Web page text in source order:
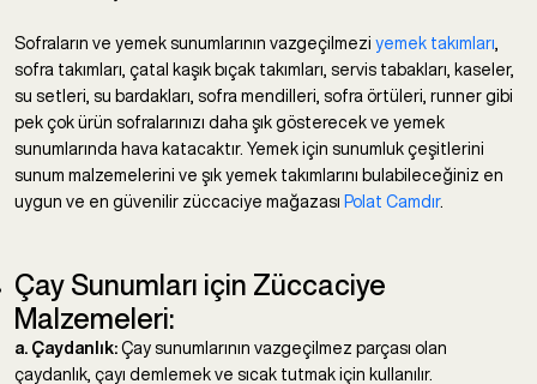
Sofraların ve yemek sunumlarının vazgeçilmezi yemek takımları
sofra takımları, çatal kaşık bıçak takımları, servis tabakları, kaseler,
su setleri, su bardakları, sofra mendilleri, sofra örtüleri, runner gibi
pek çok ürün sofralarınızı daha şık gösterecek ve yemek
sunumlarında hava katacaktır. Yemek için sunumluk çeşitlerini
sunum malzemelerini ve şık yemek takımlarını bulabileceğiniz en
uygun ve en güvenilir züccaciye mağazası Polat Camdır.
Çay Sunumları için Züccaciye
Malzemeleri:
a. Çaydanlık: Çay sunumlarının vazgeçilmez parçası olan
çaydanlık, çayı demlemek ve sıcak tutmak için kullanılır.